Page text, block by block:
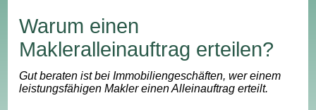
Warum einen
Makleralleinauftrag erteilen?
Gut beraten ist bei Immobiliengeschäften, wer einem
leistungsfähigen Makler einen Alleinauftrag erteilt.